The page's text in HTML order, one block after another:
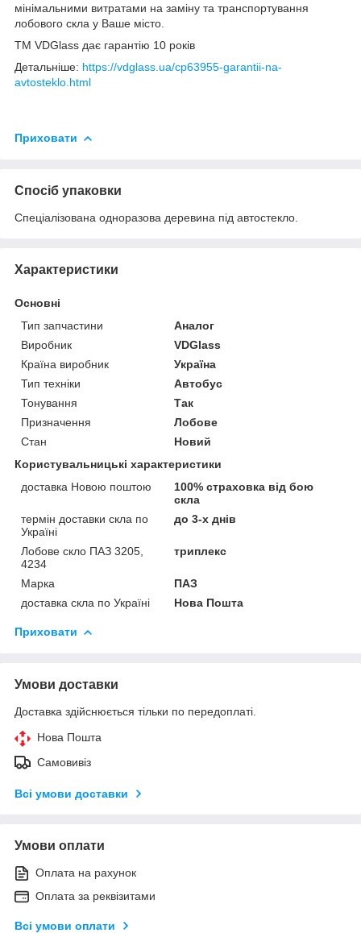
мінімальними витратами на заміну та транспортування
лобового скла у Ваше місто.
TM VDGlass дає гарантію 10 років
Детальніше: https://vdglass.ua/cp63955-garantii-na-
avtosteklo.html
Приховати
Спосіб упаковки
Спеціалізована одноразова деревина під автостекло.
Характеристики
Основні
Тип запчастини
Аналог
Виробник
VDGlass
Країна виробник
Україна
Тип техніки
Автобус
Тонування
Так
Призначення
Лобове
Стан
Новий
Користувальницькі характеристики
доставка Новою поштою
100% страховка від бою
скла
термін доставки скла по
Україні
до 3-х днів
Лобове скло ПАЗ 3205,
4234
триплекс
Марка
ПАЗ
доставка скла по Україні
Нова Пошта
Приховати
Умови доставки
Доставка здійснюється тільки по передоплаті.
Нова Пошта
Самовивіз
Всі умови доставки
Умови оплати
Оплата на рахунок
Оплата за реквізитами
Всі умови оплати